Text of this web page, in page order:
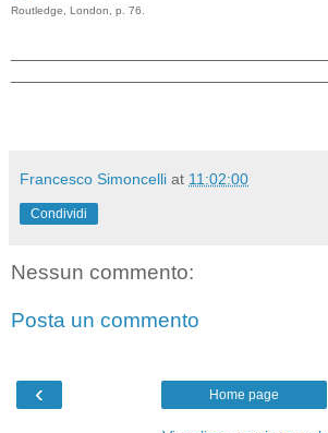
Routledge, London, p. 76.
Francesco Simoncelli at 11:02:00
Condividi
Nessun commento:
Posta un commento
‹ Home page